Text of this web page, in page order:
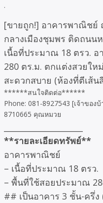
.
[ขายถูก!] อาคารพาณิชย์
กลางเมืองชุมพร ติดถนน
เนื้อที่ประมาณ 18 ตรว.
280 ตร.ม. ตกแต่งสวยใ
สะดวกสบาย (ห้องที่ตีเส้น
******สนใจติดต่อ******
Phone: 081-8927543 [เจ้าขอ
8710665 คุณหมวย
**รายละเอียดทรัพย์**
อาคารพาณิชย์
– เนื้อที่ประมาณ 18 ตรว.
– พื้นที่ใช้สอยประมาณ
## เป็นอาคาร 3 ชั้น-ครึ่